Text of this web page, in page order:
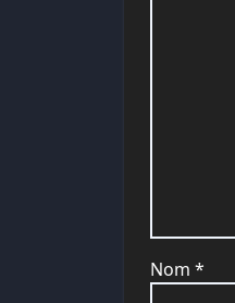
Nom *